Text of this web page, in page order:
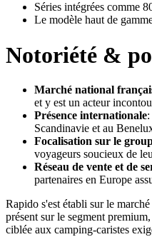
Séries intégrées comme
Le modèle haut de
Notoriété &
Marché national
et y est un acteur
Présence internationale
Scandinavie et au
Focalisation sur le
voyageurs soucieux de
Réseau de vente et de
partenaires en Europe
Rapido s'est établi sur le
présent sur le segment
ciblée aux camping-caristes